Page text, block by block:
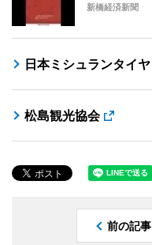
新橋経済新聞
日本ミシュランタイヤ
松島観光協会
前の記事